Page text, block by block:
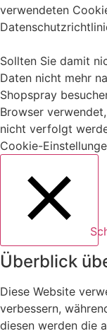
verwendeten
Sollten Sie damit
Daten nicht mehr
Shopspray
Browser
nicht verfolgt
Cookie-
Überblick
Diese Website
verbessern,
diesen werden die